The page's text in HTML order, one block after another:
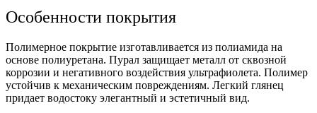
Особенности покрытия
Полимерное покрытие изготавливается из полиамида на
основе полиуретана. Пурал защищает металл от сквозной
коррозии и негативного воздействия ультрафиолета. Полимер
устойчив к механическим повреждениям. Легкий глянец
придает водостоку элегантный и эстетичный вид.